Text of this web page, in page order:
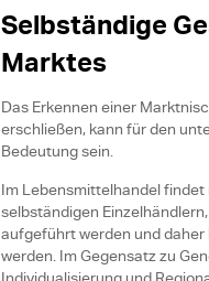
Selbständige
Marktes
Das Erkennen einer
erschließen, kann für den
Bedeutung sein.
Im Lebensmittelhandel
selbständigen
aufgeführt werden und
werden. Im Gegensatz zu